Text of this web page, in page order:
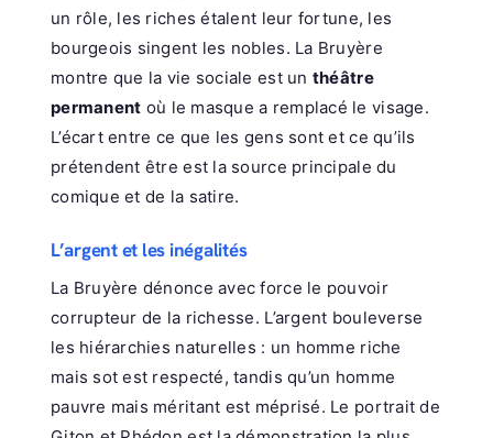
un rôle, les riches étalent leur fortune, les
bourgeois singent les nobles. La Bruyère
montre que la vie sociale est un théâtre
permanent où le masque a remplacé le visage.
L’écart entre ce que les gens sont et ce qu’ils
prétendent être est la source principale du
comique et de la satire.
L’argent et les inégalités
La Bruyère dénonce avec force le pouvoir
corrupteur de la richesse. L’argent bouleverse
les hiérarchies naturelles : un homme riche
mais sot est respecté, tandis qu’un homme
pauvre mais méritant est méprisé. Le portrait de